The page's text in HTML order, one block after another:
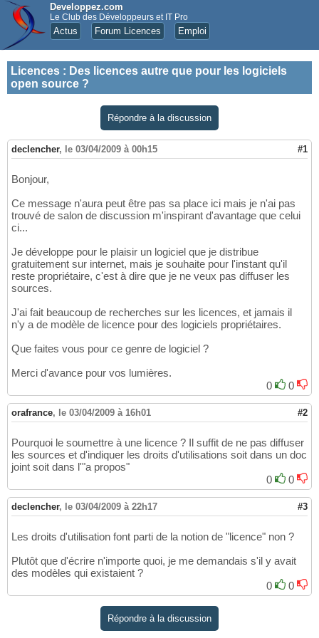
Developpez.com
Le Club des Développeurs et IT Pro
Actus Forum Licences Emploi
Licences : Des licences autre que pour les logiciels
open source ?
Répondre à la discussion
declencher, le 03/04/2009 à 00h15 #1
Bonjour,
Ce message n'aura peut être pas sa place ici mais je n'ai pas
trouvé de salon de discussion m'inspirant d'avantage que celui
ci...
Je développe pour le plaisir un logiciel que je distribue
gratuitement sur internet, mais je souhaite pour l'instant qu'il
reste propriétaire, c'est à dire que je ne veux pas diffuser les
sources.
J'ai fait beaucoup de recherches sur les licences, et jamais il
n'y a de modèle de licence pour des logiciels propriétaires.
Que faites vous pour ce genre de logiciel ?
Merci d'avance pour vos lumières.
0
0
orafrance, le 03/04/2009 à 16h01 #2
Pourquoi le soumettre à une licence ? Il suffit de ne pas diffuser
les sources et d'indiquer les droits d'utilisations soit dans un doc
joint soit dans l'"a propos"
0
0
declencher, le 03/04/2009 à 22h17 #3
Les droits d'utilisation font parti de la notion de "licence" non ?
Plutôt que d'écrire n'importe quoi, je me demandais s'il y avait
des modèles qui existaient ?
0
0
Répondre à la discussion